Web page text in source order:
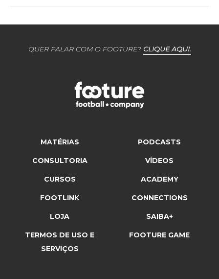
QUER FALAR COM O FOOTURE? CLIQUE AQUI.
MATÉRIAS PODCASTS
CONSULTORIA VÍDEOS
CURSOS ACADEMY
FOOTLINK CONNECTIONS
LOJA SAIBA+
TERMOS DE USO E
SERVIÇOS
FOOTURE GAME